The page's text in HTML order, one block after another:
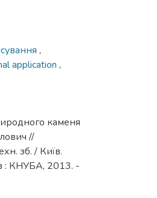
,
application ,
каменя
//
зб. / Київ.
: КНУБА, 2013. -